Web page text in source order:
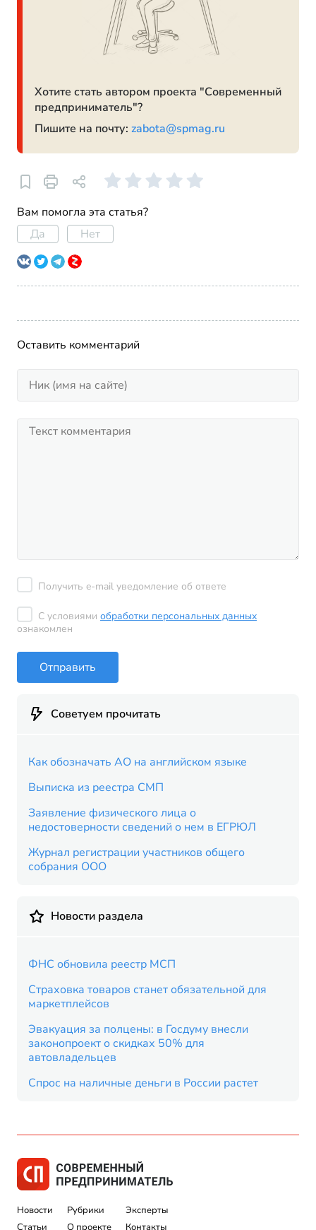
Хотите стать автором проекта "Современный
предприниматель"?
Пишите на почту: zabota@spmag.ru
Вам помогла эта статья?
Да
Нет
Оставить комментарий
Получить e-mail уведомление об ответе
С условиями обработки персональных данных
ознакомлен
Отправить
Советуем прочитать
Как обозначать АО на английском языке
Выписка из реестра СМП
Заявление физического лица о
недостоверности сведений о нем в ЕГРЮЛ
Журнал регистрации участников общего
собрания ООО
Новости раздела
ФНС обновила реестр МСП
Страховка товаров станет обязательной для
маркетплейсов
Эвакуация за полцены: в Госдуму внесли
законопроект о скидках 50% для
автовладельцев
Спрос на наличные деньги в России растет
Новости
Статьи
Рубрики
О проекте
Эксперты
Контакты